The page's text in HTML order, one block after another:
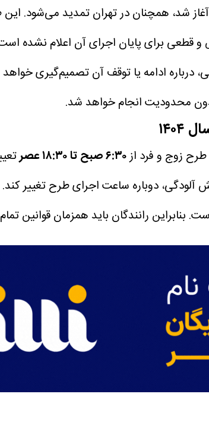
که از اول آذر ۱۴۰۴ آغاز شد، همچنان در تهران تمدید
برای پایان اجرای آن اعلام نشده
ادامه یا توقف آن تصمیم‌گیری
محدودیت انجام خواهد شد.
زوج و فرد از۶:۳۰ صبح تا ۱۸:۳۰ عصر
آلودگی، دوباره ساعت اجرای طرح تغییر کند.
بنابراین رانندگان باید همزمان قوانین